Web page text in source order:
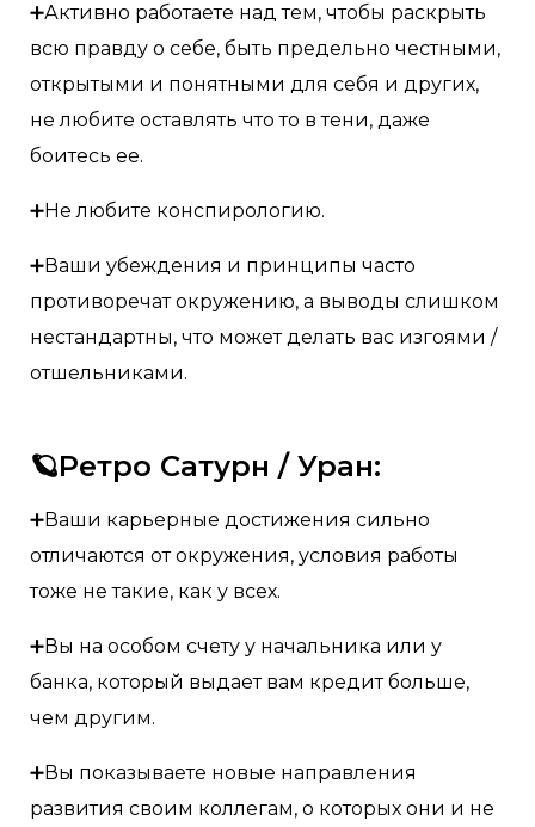
➕Активно работаете над тем, чтобы раскрыть
всю правду о себе, быть предельно честными,
открытыми и понятными для себя и других,
не любите оставлять что то в тени, даже
боитесь ее.
➕Не любите конспирологию.
➕Ваши убеждения и принципы часто
противоречат окружению, а выводы слишком
нестандартны, что может делать вас изгоями /
отшельниками.
🪐Ретро Сатурн / Уран:
➕Ваши карьерные достижения сильно
отличаются от окружения, условия работы
тоже не такие, как у всех.
➕Вы на особом счету у начальника или у
банка, который выдает вам кредит больше,
чем другим.
➕Вы показываете новые направления
развития своим коллегам, о которых они и не